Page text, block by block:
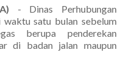
- Dinas Perhubungan
satu bulan sebelum
berupa penderekan
di badan jalan maupun